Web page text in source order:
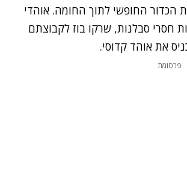
הכדור החופשי לתוך החומה. אוהדי
חסרי סבלנות, שרקו בוז לקבוצתם
את אוהד קדוסי.
פרסומת